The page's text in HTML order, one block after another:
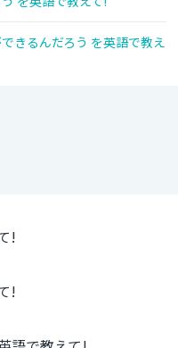
きるんだろう を英語で教え
!
!